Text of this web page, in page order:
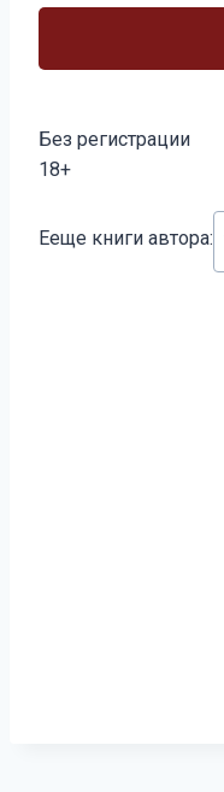
Без регистрации
18+
записи:
Ееще книги автора: